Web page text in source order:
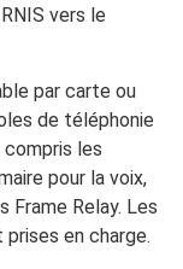
vers le
par carte ou
de téléphonie
compris les
pour la voix,
Frame Relay. Les
en charge.